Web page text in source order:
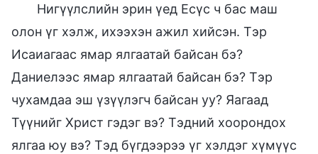
Нигүүлслийн эрин үед Есүс ч бас маш
олон үг хэлж, ихээхэн ажил хийсэн. Тэр
Исаиагаас ямар ялгаатай байсан бэ?
Даниелээс ямар ялгаатай байсан бэ? Тэр
чухамдаа эш үзүүлэгч байсан уу? Яагаад
Түүнийг Христ гэдэг вэ? Тэдний хоорондох
ялгаа юу вэ? Тэд бүгдээрээ үг хэлдэг хүмүүс